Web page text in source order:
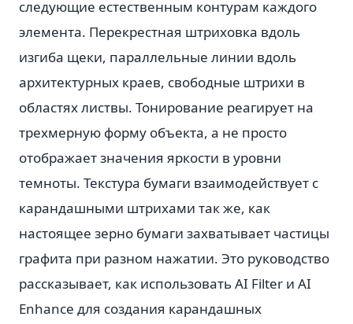
следующие естественным контурам каждого
элемента. Перекрестная штриховка вдоль
изгиба щеки, параллельные линии вдоль
архитектурных краев, свободные штрихи в
областях листвы. Тонирование реагирует на
трехмерную форму объекта, а не просто
отображает значения яркости в уровни
темноты. Текстура бумаги взаимодействует с
карандашными штрихами так же, как
настоящее зерно бумаги захватывает частицы
графита при разном нажатии. Это руководство
рассказывает, как использовать AI Filter и AI
Enhance для создания карандашных